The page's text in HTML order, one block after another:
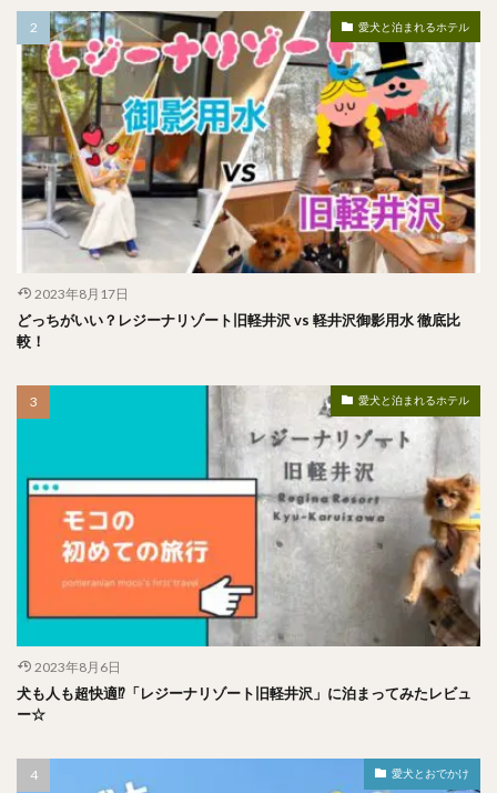
愛犬と泊まれるホテル
2023年8月17日
どっちがいい？レジーナリゾート旧軽井沢 vs 軽井沢御影用水 徹底比
較！
愛犬と泊まれるホテル
2023年8月6日
犬も人も超快適⁉︎「レジーナリゾート旧軽井沢」に泊まってみたレビュ
ー☆
愛犬とおでかけ